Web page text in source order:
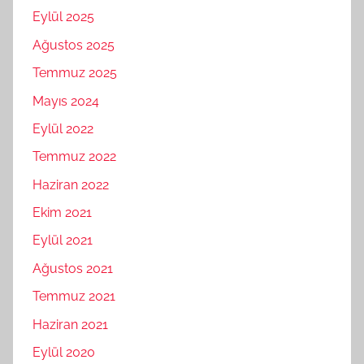
Eylül 2025
Ağustos 2025
Temmuz 2025
Mayıs 2024
Eylül 2022
Temmuz 2022
Haziran 2022
Ekim 2021
Eylül 2021
Ağustos 2021
Temmuz 2021
Haziran 2021
Eylül 2020